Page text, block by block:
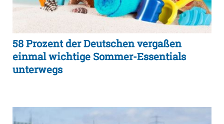
58 Prozent der Deutschen vergaßen
einmal wichtige Sommer-Essentials
unterwegs